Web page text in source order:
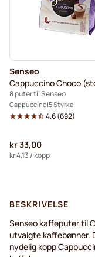
Senseo
Cappuccino Choco
8 puter til Senseo
Cappuccino 5 Styrke
4.6(692)
kr 33,00
kr 4,13 / kopp
BESKRIVELSE
Senseo kaffeputer til
utvalgte kaffebønner.
nydelig kopp